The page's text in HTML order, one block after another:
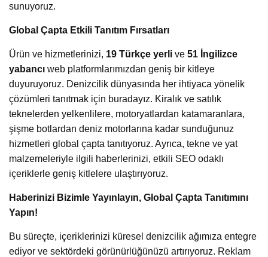
sunuyoruz.
Global Çapta Etkili Tanıtım Fırsatları
Ürün ve hizmetlerinizi, 19 Türkçe yerli ve 51 İngilizce
yabancı web platformlarımızdan geniş bir kitleye
duyuruyoruz. Denizcilik dünyasında her ihtiyaca yönelik
çözümleri tanıtmak için buradayız. Kiralık ve satılık
teknelerden yelkenlilere, motoryatlardan katamaranlara,
şişme botlardan deniz motorlarına kadar sunduğunuz
hizmetleri global çapta tanıtıyoruz. Ayrıca, tekne ve yat
malzemeleriyle ilgili haberlerinizi, etkili SEO odaklı
içeriklerle geniş kitlelere ulaştırıyoruz.
Haberinizi Bizimle Yayınlayın, Global Çapta Tanıtımını
Yapın!
Bu süreçte, içeriklerinizi küresel denizcilik ağımıza entegre
ediyor ve sektördeki görünürlüğünüzü artırıyoruz. Reklam